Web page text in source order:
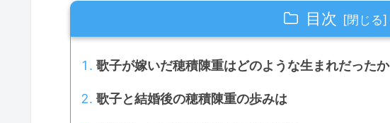
目次
歌子が嫁いだ穂積陳重はどのような生まれだったか
歌子と結婚後の穂積陳重の歩みは